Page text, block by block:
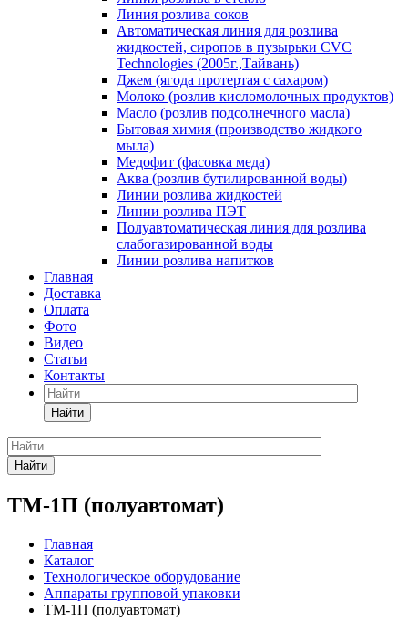
Линия розлива соков
Автоматическая линия для розлива
жидкостей, сиропов в пузырьки CVC
Technologies (2005г.,Тайвань)
Джем (ягода протертая с сахаром)
Молоко (розлив кисломолочных продуктов)
Масло (розлив подсолнечного масла)
Бытовая химия (производство жидкого
мыла)
Медофит (фасовка меда)
Аква (розлив бутилированной воды)
Линии розлива жидкостей
Линии розлива ПЭТ
Полуавтоматическая линия для розлива
слабогазированной воды
Линии розлива напитков
Главная
Доставка
Оплата
Фото
Видео
Статьи
Контакты
Найти
Найти
ТМ-1П (полуавтомат)
Главная
Каталог
Технологическое оборудование
Аппараты групповой упаковки
ТМ-1П (полуавтомат)